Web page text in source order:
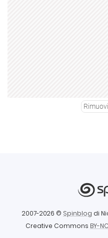
2007-2026 © Spinblog di
Creative Commons BY-